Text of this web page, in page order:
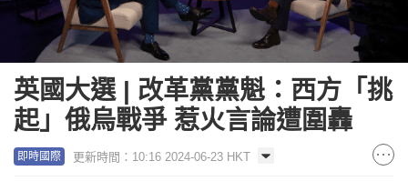
英國大選 | 改革黨黨魁：西方「挑
起」俄烏戰爭 惹火言論遭圍轟
即時國際 更新時間：10:16 2024-06-23 HKT